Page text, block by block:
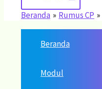
Beranda
Rumus CP
Beranda
Modul